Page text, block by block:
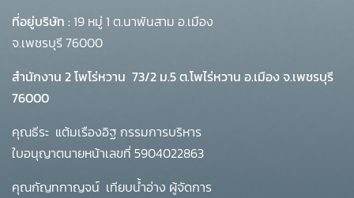
ที่อยู่บริษัท : 19 หมู่ 1 ต.นาพันสาม อ.เมือง
จ.เพชรบุรี 76000
สำนักงาน 2 โพโร่หวาน 73/2 ม.5 ต.โพไร่หวาน อ.เมือง จ.เพชรบุรี
76000
คุณธีระ แต้มเรืองอิฐ กรรมการบริหาร
ใบอนุญาตนายหน้าเลขที่ 5904022863
คุณกัญทกาญจน์ เทียบน้ำอ่าง ผู้จัดการ